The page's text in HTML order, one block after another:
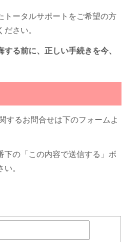
トータルサポートをご希望の方
さい。
する前に、正しい手続きを今、
するお問合せは下のフォームよ
下の「この内容で送信する」ボ
。